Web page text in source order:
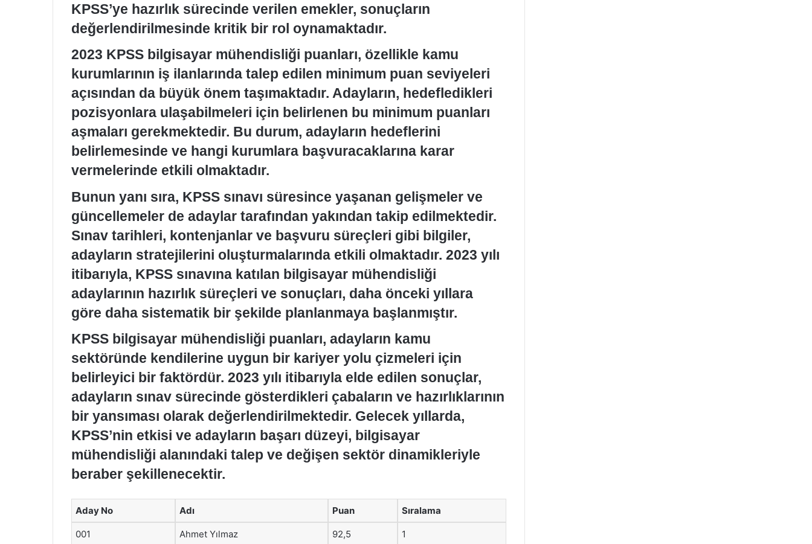
KPSS’ye hazırlık sürecinde verilen emekler, sonuçların
değerlendirilmesinde kritik bir rol oynamaktadır.
2023 KPSS bilgisayar mühendisliği puanları, özellikle kamu
kurumlarının iş ilanlarında talep edilen minimum puan seviyeleri
açısından da büyük önem taşımaktadır. Adayların, hedefledikleri
pozisyonlara ulaşabilmeleri için belirlenen bu minimum puanları
aşmaları gerekmektedir. Bu durum, adayların hedeflerini
belirlemesinde ve hangi kurumlara başvuracaklarına karar
vermelerinde etkili olmaktadır.
Bunun yanı sıra, KPSS sınavı süresince yaşanan gelişmeler ve
güncellemeler de adaylar tarafından yakından takip edilmektedir.
Sınav tarihleri, kontenjanlar ve başvuru süreçleri gibi bilgiler,
adayların stratejilerini oluşturmalarında etkili olmaktadır. 2023 yılı
itibarıyla, KPSS sınavına katılan bilgisayar mühendisliği
adaylarının hazırlık süreçleri ve sonuçları, daha önceki yıllara
göre daha sistematik bir şekilde planlanmaya başlanmıştır.
KPSS bilgisayar mühendisliği puanları, adayların kamu
sektöründe kendilerine uygun bir kariyer yolu çizmeleri için
belirleyici bir faktördür. 2023 yılı itibarıyla elde edilen sonuçlar,
adayların sınav sürecinde gösterdikleri çabaların ve hazırlıklarının
bir yansıması olarak değerlendirilmektedir. Gelecek yıllarda,
KPSS’nin etkisi ve adayların başarı düzeyi, bilgisayar
mühendisliği alanındaki talep ve değişen sektör dinamikleriyle
beraber şekillenecektir.
Aday No Adı Puan Sıralama
001 Ahmet Yılmaz 92,5 1